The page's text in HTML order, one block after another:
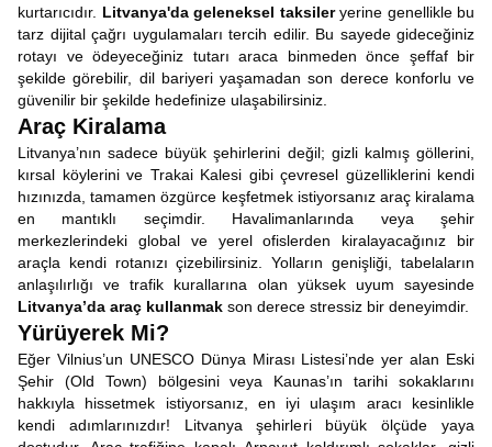
kurtarıcıdır. Litvanya'da geleneksel taksileryerine genellikle bu
tarz dijital çağrı uygulamaları tercih edilir. Bu sayede gideceğiniz
rotayı ve ödeyeceğiniz tutarı araca binmeden önce şeffaf bir
şekilde görebilir, dil bariyeri yaşamadan son derece konforlu ve
güvenilir bir şekilde hedefinize ulaşabilirsiniz.
Araç Kiralama
Litvanya’nın sadece büyük şehirlerini değil; gizli kalmış göllerini,
kırsal köylerini ve Trakai Kalesi gibi çevresel güzelliklerini kendi
hızınızda, tamamen özgürce keşfetmek istiyorsanız araç kiralama
en mantıklı seçimdir. Havalimanlarında veya şehir
merkezlerindeki global ve yerel ofislerden kiralayacağınız bir
araçla kendi rotanızı çizebilirsiniz. Yolların genişliği, tabelaların
anlaşılırlığı ve trafik kurallarına olan yüksek uyum sayesinde
Litvanya’da araç kullanmak son derece stressiz bir deneyimdir.
Yürüyerek Mi?
Eğer Vilnius’un UNESCO Dünya Mirası Listesi’nde yer alan Eski
Şehir (Old Town) bölgesini veya Kaunas’ın tarihi sokaklarını
hakkıyla hissetmek istiyorsanız, en iyi ulaşım aracı kesinlikle
kendi adımlarınızdır! Litvanya şehirleri büyük ölçüde yaya